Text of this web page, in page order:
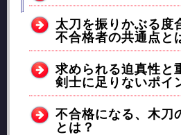
太刀を振りかぶる度
不合格者の共通点と
求められる迫真性と
剣士に足りないポイ
不合格になる、木刀
とは？